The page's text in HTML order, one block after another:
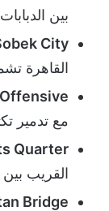
بين
City:
القاهرة
مع تدمير
Quarter:
القريب
Bridge: